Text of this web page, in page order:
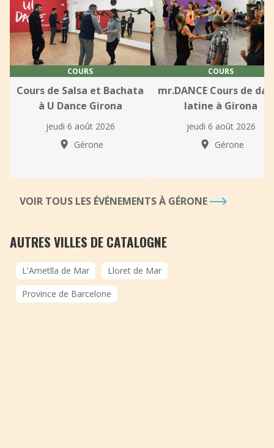
COURS
Cours de Salsa et Bachata
à U Dance Girona
jeudi 6 août 2026
Gérone
COURS
mr.DANCE Cours de
latine à Girona
jeudi 6 août 2026
Gérone
VOIR TOUS LES ÉVÉNEMENTS À GÉRONE
AUTRES VILLES DE CATALOGNE
L'Ametlla de Mar
Lloret de Mar
Province de Barcelone